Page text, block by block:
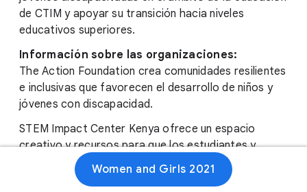
de CTIM y apoyar su transición hacia niveles
educativos superiores.
Información sobre las organizaciones:
The Action Foundation crea comunidades resilientes
e inclusivas que favorecen el desarrollo de niños y
jóvenes con discapacidad.
STEM Impact Center Kenya ofrece un espacio
creativo y recursos para que los estudiantes y
educadores puedan explorar materias CTIM.
Women and Girls 2021